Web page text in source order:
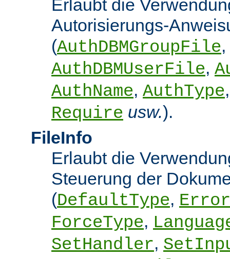
Erlaubt die
Autorisierungs-
(AuthDBMGroupFile,
AuthDBMUserFile,
AuthName, AuthType
Require usw.).
FileInfo
Erlaubt die
Steuerung der
(DefaultType,
ForceType,
SetHandler,